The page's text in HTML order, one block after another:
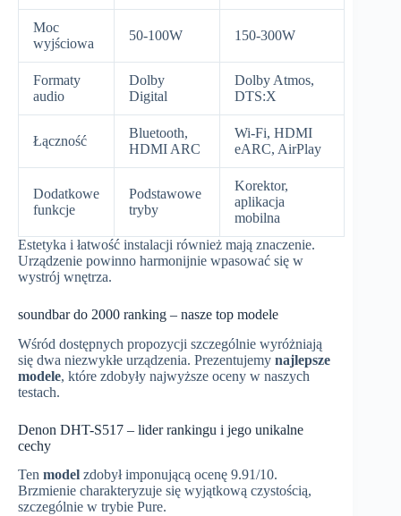
Moc
wyjściowa
50-100W 150-300W
Formaty
audio
Dolby
Digital
Dolby Atmos,
DTS:X
Łączność
Bluetooth,
HDMI ARC
Wi-Fi, HDMI
eARC, AirPlay
Dodatkowe
funkcje
Podstawowe
tryby
Korektor,
aplikacja
mobilna
Estetyka i łatwość instalacji również mają znaczenie.
Urządzenie powinno harmonijnie wpasować się w
wystrój wnętrza.
soundbar do 2000 ranking – nasze top modele
Wśród dostępnych propozycji szczególnie wyróżniają
się dwa niezwykłe urządzenia. Prezentujemy najlepsze
modele, które zdobyły najwyższe oceny w naszych
testach.
Denon DHT-S517 – lider rankingu i jego unikalne
cechy
Ten model zdobył imponującą ocenę 9.91/10.
Brzmienie charakteryzuje się wyjątkową czystością,
szczególnie w trybie Pure.